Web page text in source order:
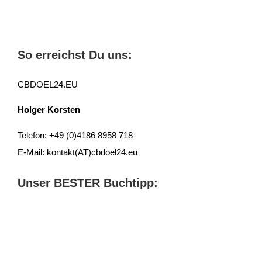
So erreichst Du uns:
CBDOEL24.EU
Holger Korsten
Telefon: +49 (0)4186 8958 718
E-Mail: kontakt(AT)cbdoel24.eu
Unser BESTER Buchtipp: